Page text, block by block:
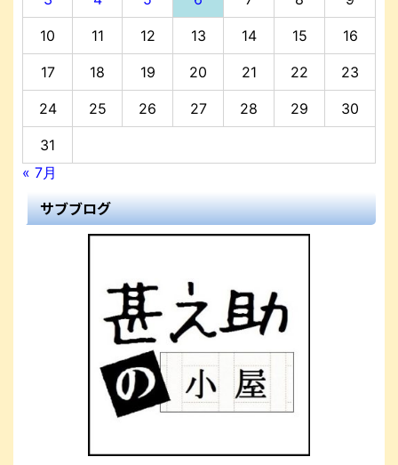
10 11 12 13 14 15 16
17 18 19 20 21 22 23
24 25 26 27 28 29 30
31
« 7月
サブブログ